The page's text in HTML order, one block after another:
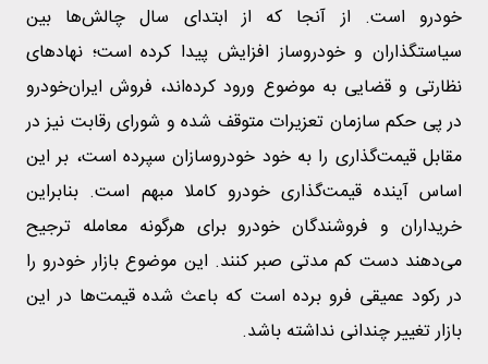
خودرو است. از آنجا که از ابتدای سال چالش‌ها بین
سیاستگذاران و خودروساز افزایش پیدا کرده است؛ نهادهای
نظارتی و قضایی به موضوع ورود کرده‌اند، فروش ایران‌خودرو
در پی حکم سازمان تعزیرات متوقف شده و شورای رقابت نیز در
مقابل قیمت‌گذاری را به خود خودروسازان سپرده است، بر این
اساس آینده قیمت‌گذاری خودرو کاملا مبهم است. بنابراین
خریداران و فروشندگان خودرو برای هرگونه معامله ترجیح
می‌دهند دست کم مدتی صبر کنند. این موضوع بازار خودرو را
در رکود عمیقی فرو برده است که باعث شده قیمت‌ها در این
بازار تغییر چندانی نداشته باشد.